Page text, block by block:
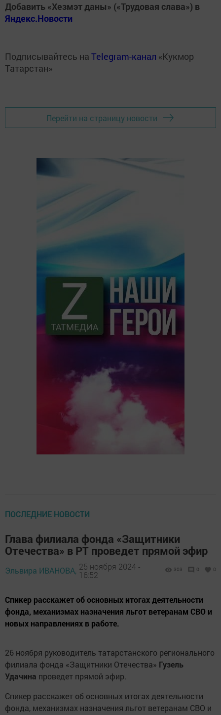
Добавить «Хезмэт даны» («Трудовая слава») в
Яндекс.Новости
Подписывайтесь на Telegram-канал «Кукмор
Татарстан»
Перейти на страницу новости
ПОСЛЕДНИЕ НОВОСТИ
Глава филиала фонда «Защитники
Отечества» в РТ проведет прямой эфир
Эльвира ИВАНОВА, 25 ноября 2024 -
16:52
303 0 0
Спикер расскажет об основных итогах деятельности
фонда, механизмах назначения льгот ветеранам СВО и
новых направлениях в работе.
26 ноября руководитель татарстанского регионального
филиала фонда «Защитники Отечества» Гузель
Удачина проведет прямой эфир.
Спикер расскажет об основных итогах деятельности
фонда, механизмах назначения льгот ветеранам СВО и